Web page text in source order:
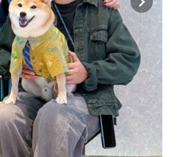
Next slide